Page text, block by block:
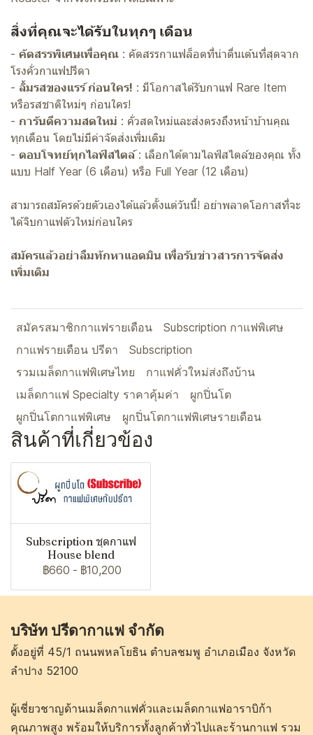
สิ่งที่คุณจะได้รับในทุกๆ เดือน
- คัดสรรพิเศษเพื่อคุณ : คัดสรรกาแฟล็อตที่น่าตื่นเต้นที่สุดจาก
โรงคั่วกาแฟปรีดา
- ลิ้มรสของแรร์ ก่อนใคร! : มีโอกาสได้รับกาแฟ Rare Item
หรือรสชาติใหม่ๆ ก่อนใคร!
- การันตีความสดใหม่ : คั่วสดใหม่และส่งตรงถึงหน้าบ้านคุณ
ทุกเดือน โดยไม่มีค่าจัดส่งเพิ่มเติม
- ตอบโจทย์ทุกไลฟ์สไตล์: เลือกได้ตามไลฟ์สไตล์ของคุณ ทั้ง
แบบ Half Year (6 เดือน) หรือ Full Year (12 เดือน)
สามารถสมัครด้วยตัวเองได้แล้วตั้งแต่วันนี้! อย่าพลาดโอกาสที่จะ
ได้จิบกาแฟตัวใหม่ก่อนใคร
สมัครแล้วอย่าลืมทักหาแอดมิน เพื่อรับข่าวสารการจัดส่ง
เพิ่มเติม
สมัครสมาชิกกาแฟรายเดือน
Subscription กาแฟพิเศษ
กาแฟรายเดือน ปรีดา
Subscription
รวมเมล็ดกาแฟพิเศษไทย
กาแฟคั่วใหม่ส่งถึงบ้าน
เมล็ดกาแฟ Specialty ราคาคุ้มค่า
ผูกปิ่นโต
ผูกปิ่นโตกาแฟพิเศษ
ผูกปิ่นโตกาแฟพิเศษรายเดือน
สินค้าที่เกี่ยวข้อง
Subscription ชุดกาแฟ
House blend
฿660 - ฿10,200
บริษัท ปรีดากาแฟ จำกัด
ตั้งอยู่ที่ 45/1 ถนนพหลโยธิน ตำบลชมพู อำเภอเมือง จังหวัด
ลำปาง 52100
ผู้เชี่ยวชาญด้านเมล็ดกาแฟคั่วและเมล็ดกาแฟอาราบิก้า
คุณภาพสูง พร้อมให้บริการทั้งลูกค้าทั่วไปและร้านกาแฟ รวม